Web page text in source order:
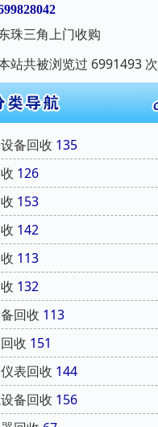
珠三角上门收购
站共被浏览过 6991493 次
备回收 135
126
153
142
113
132
回收 113
收 151
表回收 144
备回收 156